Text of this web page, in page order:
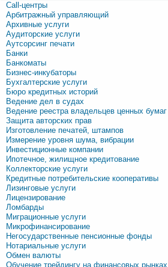
Call-центры
Арбитражный управляющий
Архивные услуги
Аудиторские услуги
Аутсорсинг печати
Банки
Банкоматы
Бизнес-инкубаторы
Бухгалтерские услуги
Бюро кредитных историй
Ведение дел в судах
Ведение реестра владельцев ценных бумаг
Защита авторских прав
Изготовление печатей, штампов
Измерение уровня шума, вибрации
Инвестиционные компании
Ипотечное, жилищное кредитование
Коллекторские услуги
Кредитные потребительские кооперативы
Лизинговые услуги
Лицензирование
Ломбарды
Миграционные услуги
Микрофинансирование
Негосударственные пенсионные фонды
Нотариальные услуги
Обмен валюты
Обучение трейдингу на финансовых рынках